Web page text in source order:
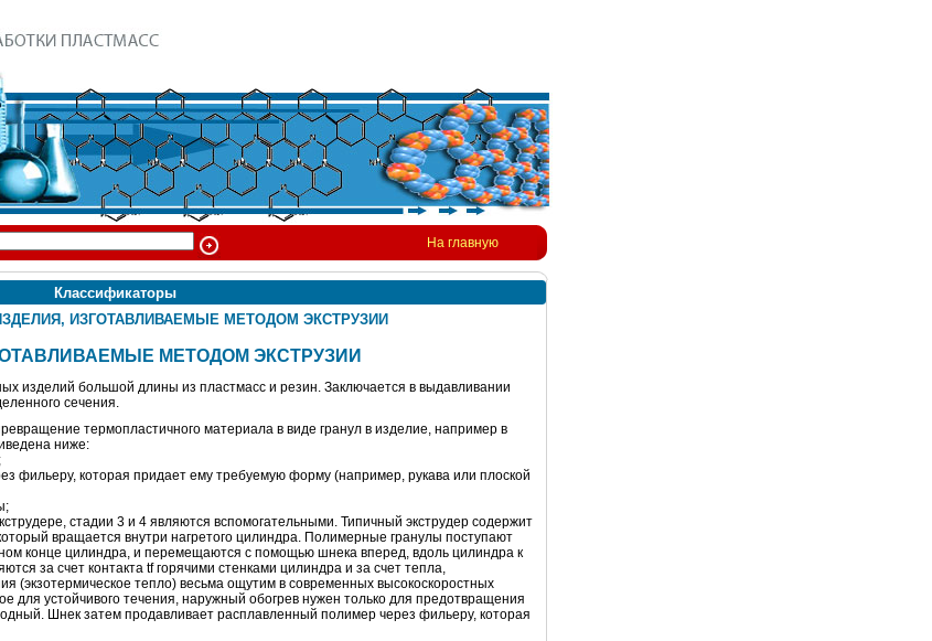
На главную
Классификаторы
ИЗГОТАВЛИВАЕМЫЕ МЕТОДОМ ЭКСТРУЗИИ
МЕТОДОМ ЭКСТРУЗИИ
изделий большой длины из пластмасс и резин. Заключается в выдавливании
сечения.
термопластичного материала в виде гранул в изделие, например в
ниже:
фильеру, которая придает ему требуемую форму (например, рукава или плоской
стадии 3 и 4 являются вспомогательными. Типичный экструдер содержит
вращается внутри нагретого цилиндра. Полимерные гранулы поступают
конце цилиндра, и перемещаются с помощью шнека вперед, вдоль цилиндра к
за счет контакта tf горячими стенками цилиндра и за счет тепла,
(экзотермическое тепло) весьма ощутим в современных высокоскоростных
для устойчивого течения, наружный обогрев нужен только для предотвращения
Шнек затем продавливает расплавленный полимер через фильеру, которая